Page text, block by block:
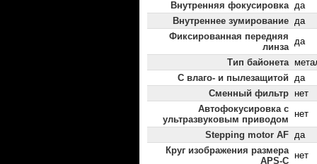
Внутренняя фокусировка да
Внутреннее зумирование да
Фиксированная передняя
линза
да
Тип байонета
С влаго- и пылезащитой да
Сменный фильтр нет
Автофокусировка с
ультразвуковым приводом
нет
Stepping motor AF да
Круг изображения размера
APS-C
нет